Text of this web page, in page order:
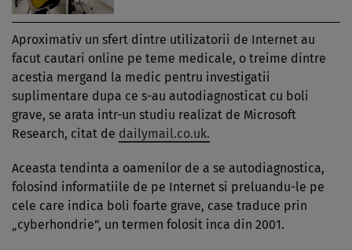
Aproximativ un sfert dintre utilizatorii de Internet au
facut cautari online pe teme me­dicale, o treime dintre
acestia mergand la medic pentru investigatii
suplimentare dupa ce s-au autodiagnosticat cu boli
grave, se arata intr-un studiu realizat de Microsoft
Research, citat de dailymail.co.uk.
Aceasta tendinta a oamenilor de a se autodiag­nos­tica,
folosind informatiile de pe Internet si preluandu-le pe
cele care indica boli foar­te grave, case traduce prin
„cyberhondrie”, un termen folosit inca din 2001.